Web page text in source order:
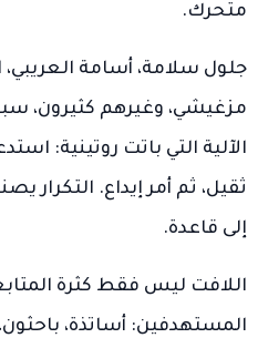
متحرك.
جلول سلامة، أسامة
مزغيشي، وغيرهم كثيرون،
الآلية التي باتت روتينية:
ثقيل، ثم أمر إيداع. التكرار
إلى قاعدة.
اللافت ليس فقط كثرة
المستهدفين: أساتذة،